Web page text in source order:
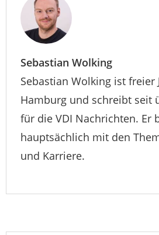
Sebastian Wolking
Sebastian Wolking ist freier
Hamburg und schreibt seit
für die VDI Nachrichten. Er
hauptsächlich mit den
und Karriere.